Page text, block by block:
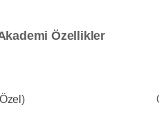
Özellikler